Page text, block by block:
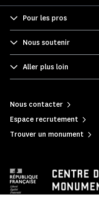
Pour les pros
Nous soutenir
Aller plus loin
Nous contacter
Espace recrutement
Trouver un monument